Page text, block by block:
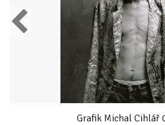
Previous
Grafik Michal Cihlář